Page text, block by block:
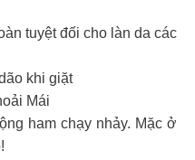
tuyệt đối cho làn da các
khi giặt
Mái
ham chạy nhảy. Mặc ở